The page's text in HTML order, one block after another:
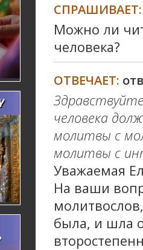
СПРАШИВАЕТ:
Можно ли
человека?
ОТВЕЧАЕТ:
человека
молитвы с
молитвы с
Уважаемая
На ваши
была, и шла